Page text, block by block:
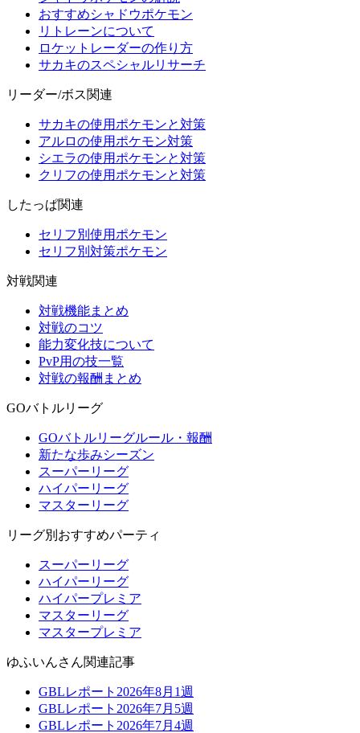
おすすめシャドウポケモン
リトレーンについて
ロケットレーダーの作り方
サカキのスペシャルリサーチ
リーダー/ボス関連
サカキの使用ポケモンと対策
アルロの使用ポケモン対策
シエラの使用ポケモンと対策
クリフの使用ポケモンと対策
したっぱ関連
セリフ別使用ポケモン
セリフ別対策ポケモン
対戦関連
対戦機能まとめ
対戦のコツ
能力変化技について
PvP用の技一覧
対戦の報酬まとめ
GOバトルリーグ
GOバトルリーグルール・報酬
新たな歩みシーズン
スーパーリーグ
ハイパーリーグ
マスターリーグ
リーグ別おすすめパーティ
スーパーリーグ
ハイパーリーグ
ハイパープレミア
マスターリーグ
マスタープレミア
ゆふいんさん関連記事
GBLレポート2026年8月1週
GBLレポート2026年7月5週
GBLレポート2026年7月4週